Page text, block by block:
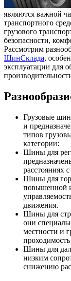
являются важной
транспортного
грузового
безопасности,
Рассмотрим
ШинСклада,
эксплуатации для
Грузовые
и
типов
категории:
Шины для
расстояниях
Шины для
повышенной
движения.
Шины для
они
местности и
Шины для
низким
снижению